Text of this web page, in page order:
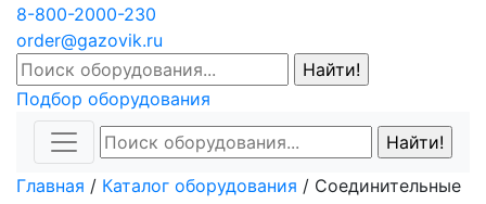
8-800-2000-230
order@gazovik.ru
Подбор оборудования
Главная / Каталог оборудования / Соединительные